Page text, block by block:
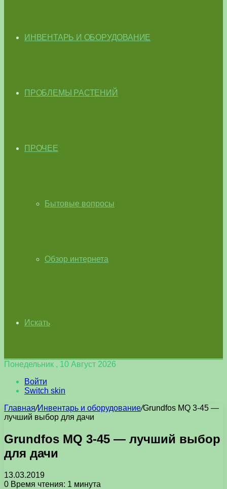
ИНВЕНТАРЬ И ОБОРУДОВАНИЕ
ПРОБЛЕМЫ РАСТЕНИЙ
ПРОЧЕЕ
Бытовые вопросы
Обзор интернета
Искать
Понедельник , 10 Август 2026
Войти
Switch skin
Главная/Инвентарь и оборудование/Grundfos MQ 3-45 —
лучший выбор для дачи
Grundfos MQ 3-45 — лучший выбор
для дачи
13.03.2019
0 Время чтения: 1 минута